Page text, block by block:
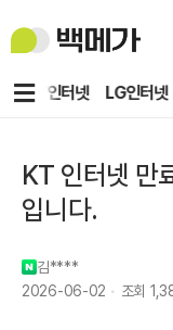
백
메
KT인터넷 LG인터넷
메
KT 인터넷 만
입니다.
김****
2026-06-02
조회